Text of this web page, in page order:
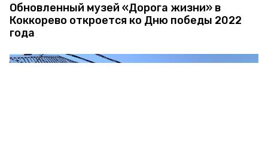
Обновленный музей «Дорога жизни» в
Коккорево откроется ко Дню победы 2022
года